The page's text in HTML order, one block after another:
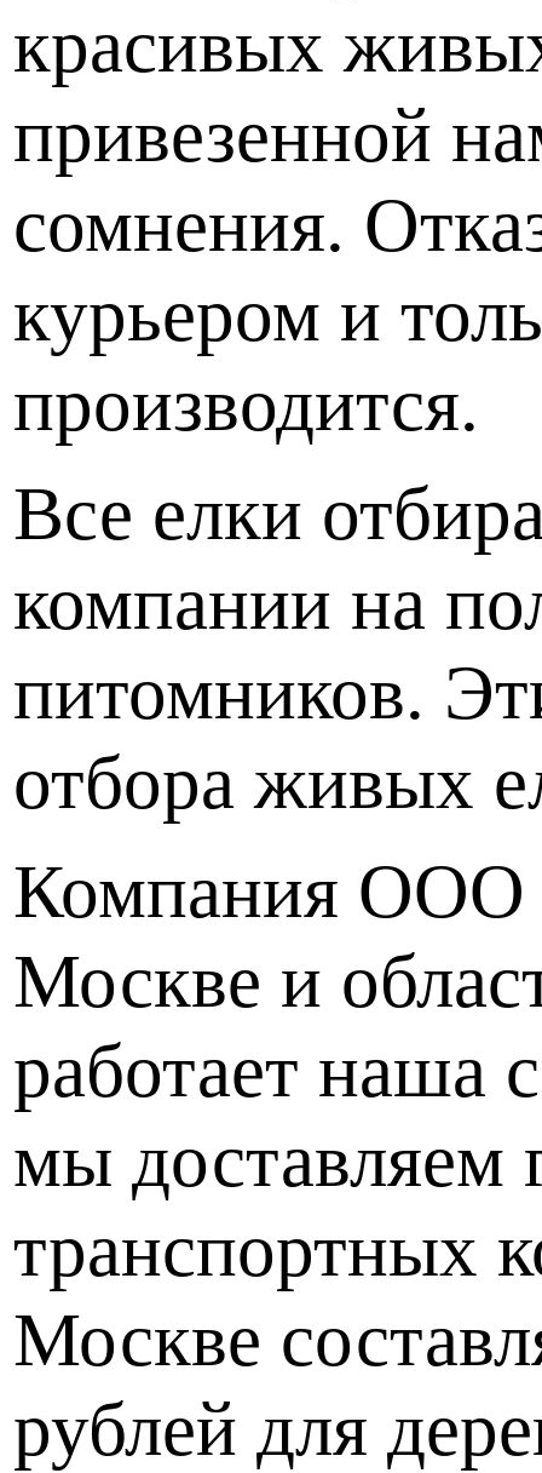
красивых
привезенной
сомнения.
курьером и
производится.
Все елки
компании на
питомников.
отбора живых
Компания ООО
Москве и
работает наша
мы доставляем
транспортных
Москве
рублей для